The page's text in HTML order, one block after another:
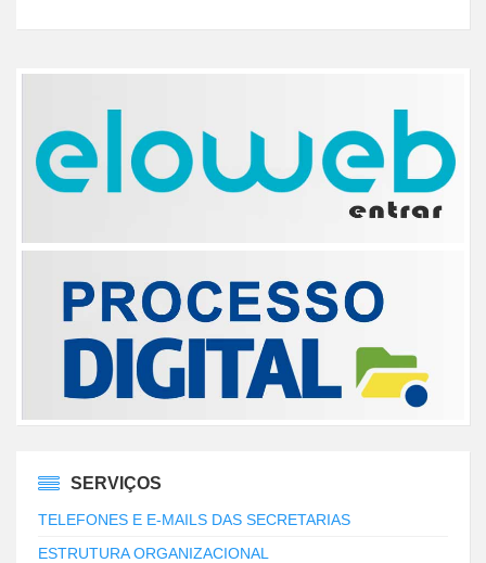
SERVIÇOS
TELEFONES E E-MAILS DAS SECRETARIAS
ESTRUTURA ORGANIZACIONAL